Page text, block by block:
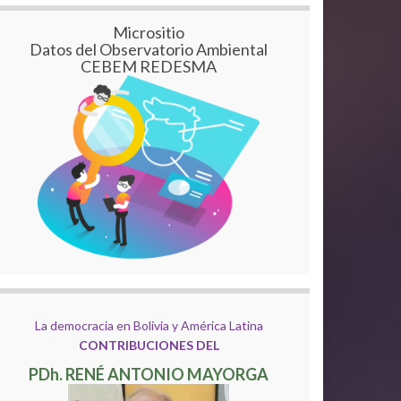
Micrositio
Datos del Observatorio Ambiental
CEBEM REDESMA
La democracia en Bolivia y América Latina
CONTRIBUCIONES DEL
PDh. RENÉ ANTONIO MAYORGA